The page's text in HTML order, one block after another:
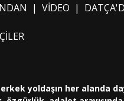
| VİDEO |
yoldaşın her alanda